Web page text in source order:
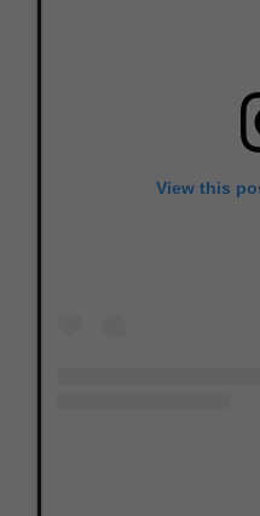
View this